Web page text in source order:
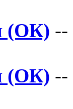
(ОК) --
(ОК) --